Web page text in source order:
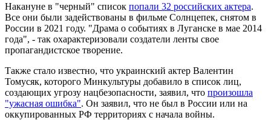
Накануне в "черный" список попали 32 российских актера.
Все они были задействованы в фильме Солнцепек, снятом в
России в 2021 году. "Драма о событиях в Луганске в мае 2014
года", - так охарактеризовали создатели ленты свое
пропагандистское творение.
Также стало известно, что украинский актер Валентин
Томусяк, которого Минкультуры добавило в список лиц,
создающих угрозу нацбезопасности, заявил, что произошла
"ужасная ошибка". Он заявил, что не был в России или на
оккупированных РФ территориях с начала войны.